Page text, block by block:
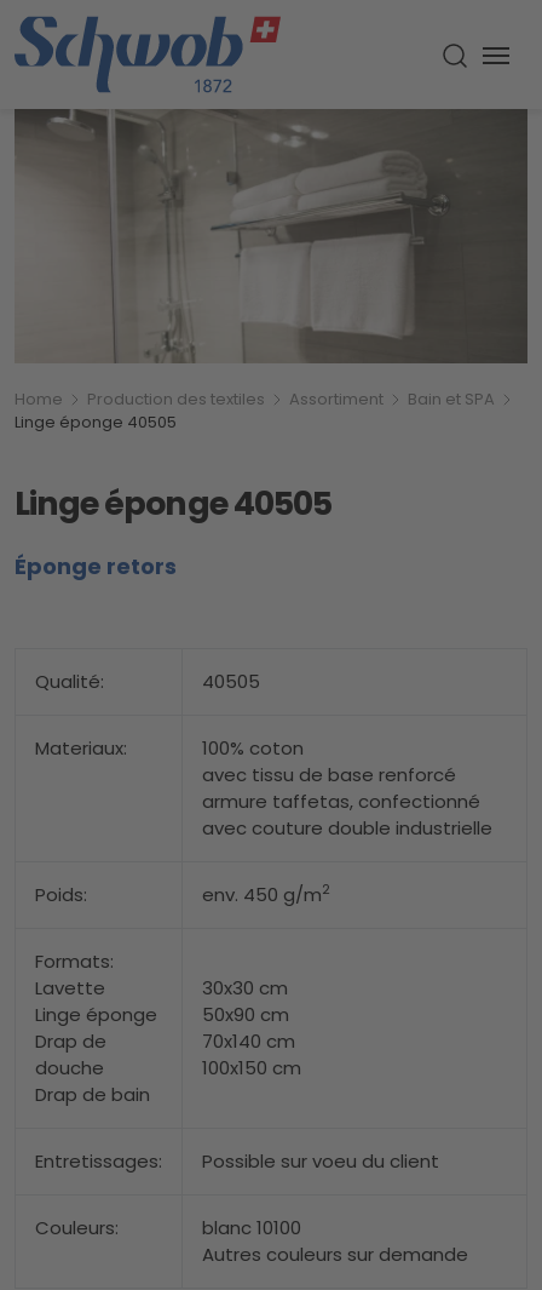
Menu
Breadcrumb
Vous êtes ici:
Home Production des textiles Assortiment
Bain et SPA
Linge éponge 40505
Linge éponge 40505
Éponge retors
Qualité: 40505
Materiaux:
100% coton
avec tissu de base renforcé
armure taffetas, confectionné
avec couture double industrielle
Poids: env. 450 g/m2
Formats:
Lavette
Linge éponge
Drap de
douche
Drap de bain
30x30 cm
50x90 cm
70x140 cm
100x150 cm
Entretissages: Possible sur voeu du client
Couleurs:
blanc 10100
Autres couleurs sur demande